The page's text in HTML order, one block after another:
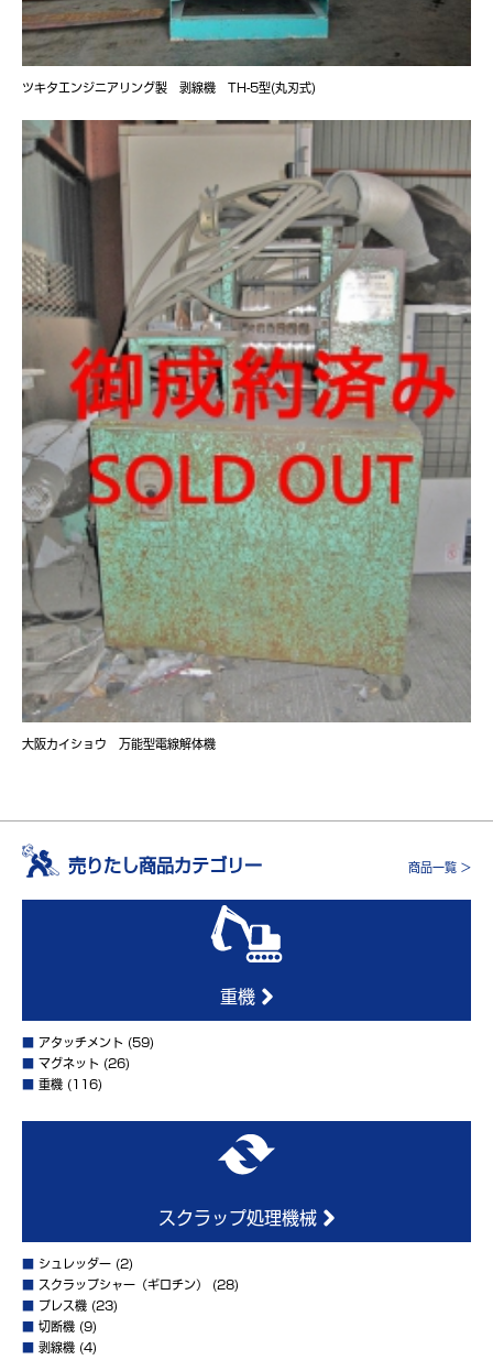
ツキタエンジニアリング製 剥線機 TH-5型(丸刃式)
大阪カイショウ 万能型電線解体機
売りたし商品カテゴリー 商品一覧 >
重機
アタッチメント (59)
マグネット (26)
重機 (116)
スクラップ処理機械
シュレッダー (2)
スクラップシャー（ギロチン）
(28)
プレス機 (23)
切断機 (9)
剥線機 (4)